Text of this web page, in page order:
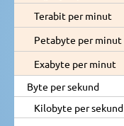
Terabit per minut
Petabyte per minut
Exabyte per minut
Byte per sekund
Kilobyte per sekund